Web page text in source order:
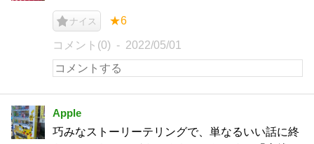
ナイス ★6
コメント(0) 2022/05/01
Apple
巧みなストーリーテリングで、単なるいい話に終